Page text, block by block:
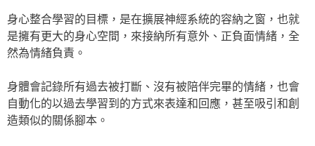
身心整合學習的目標，是在擴展神經系統的容納之窗，也就
是擁有更大的身心空間，來接納所有意外、正負面情緒，全
然為情緒負責。
身體會記錄所有過去被打斷、沒有被陪伴完畢的情緒，也會
自動化的以過去學習到的方式來表達和回應，甚至吸引和創
造類似的關係腳本。